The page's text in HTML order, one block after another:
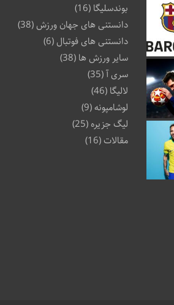
بوندسلیگا (16)
دانستنی های جهان ورزش(38)
دانستنی های فوتبال (6)
سایر ورزش ها (38)
سری آ(35)
لالیگا (46)
لوشامپونه(9)
لیگ جزیره (25)
مقالات(16)